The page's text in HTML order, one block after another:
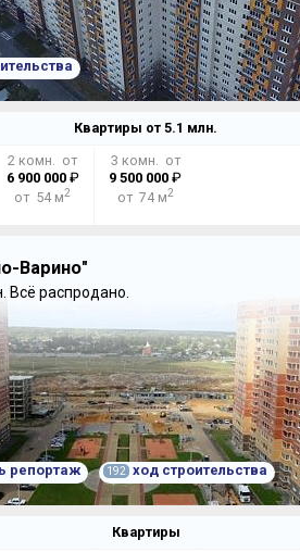
Квартиры от 5.1 млн.
2 комн. от
6 900 000₽
от 54 м2
3 комн. от
9 500 000 ₽
от 74 м2
Варино"
Всё распродано.
репортаж 192 ход строительства
Квартиры